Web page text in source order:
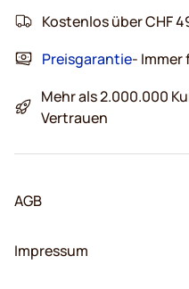
Kostenlos über CHF
Preisgarantie- Immer
Mehr als 2.000.000
Vertrauen
AGB
Impressum